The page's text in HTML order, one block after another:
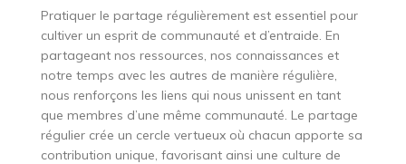
Pratiquer le partage régulièrement est essentiel pour
cultiver un esprit de communauté et d’entraide. En
partageant nos ressources, nos connaissances et
notre temps avec les autres de manière régulière,
nous renforçons les liens qui nous unissent en tant
que membres d’une même communauté. Le partage
régulier crée un cercle vertueux où chacun apporte sa
contribution unique, favorisant ainsi une culture de